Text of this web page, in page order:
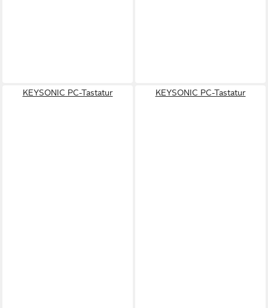
KEYSONIC PC-Tastatur KEYSONIC PC-Tastatur